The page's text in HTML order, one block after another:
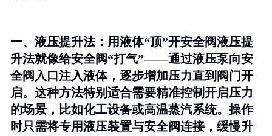
一、液压提升法：用液体“顶”开安全阀液压提
升法就像给安全阀“打气”——通过液压泵向安
全阀入口注入液体，逐步增加压力直到阀门开
启。这种方法特别适合需要精准控制开启压力
的场景，比如化工设备或高温蒸汽系统。操作
时只需将专用液压装置与安全阀连接，缓慢升